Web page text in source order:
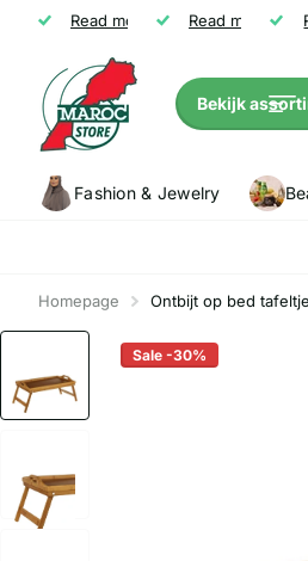
Gratis verzending vanaf € 35
Read more Niet tevreden?
Read more
Bekijk
Fashion & Jewelry
Homepage Ontbijt op bed
Sale -30%